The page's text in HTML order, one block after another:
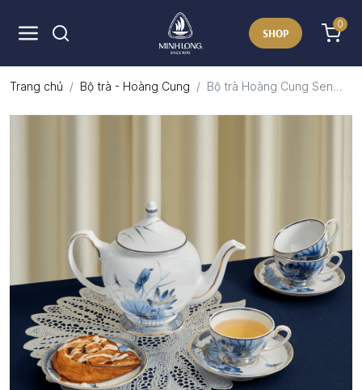
SHOP
0
Trang chủ Bộ trà - Hoàng Cung Bộ trà Hoàng Cung Sen...